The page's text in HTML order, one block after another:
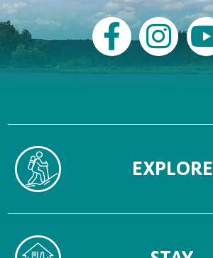
EXPLORE